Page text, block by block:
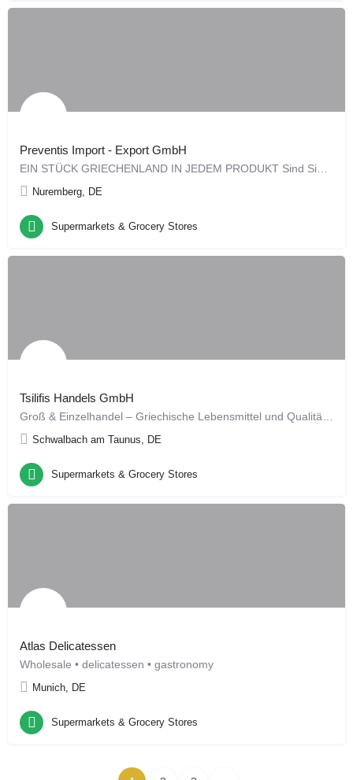
Preventis Import - Export GmbH
Nuremberg, DE
Supermarkets & Grocery Stores
Tsilifis Handels GmbH
Schwalbach am Taunus, DE
Supermarkets & Grocery Stores
Atlas Delicatessen
Wholesale • delicatessen • gastronomy
Munich, DE
Supermarkets & Grocery Stores